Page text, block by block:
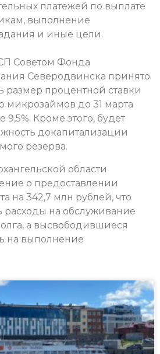
платежей по выплате
выполнение
и иные цели.
Советом Фонда
Северодвинска принято
размер процентной ставки
микрозаймов до 31 марта
9,5%. Кроме этого, будет
докапитализации
резерва.
области
о предоставлении
на 342,7 млн рублей, что
расходы на обслуживание
а высвободившиеся
на выполнение